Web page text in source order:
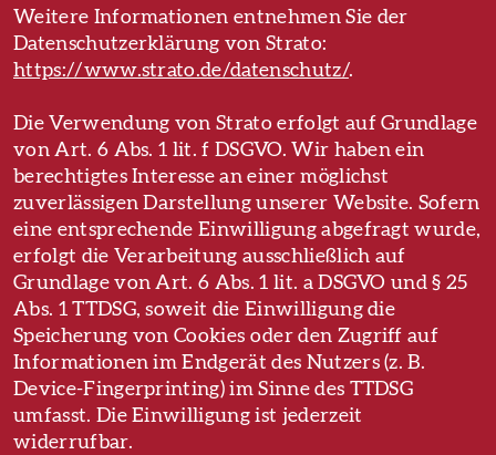
Weitere Informationen entnehmen Sie der
Datenschutzerklärung von Strato:
https://www.strato.de/datenschutz/.
Die Verwendung von Strato erfolgt auf Grundlage
von Art. 6 Abs. 1 lit. f DSGVO. Wir haben ein
berechtigtes Interesse an einer möglichst
zuverlässigen Darstellung unserer Website. Sofern
eine entsprechende Einwilligung abgefragt wurde,
erfolgt die Verarbeitung ausschließlich auf
Grundlage von Art. 6 Abs. 1 lit. a DSGVO und § 25
Abs. 1 TTDSG, soweit die Einwilligung die
Speicherung von Cookies oder den Zugriff auf
Informationen im Endgerät des Nutzers (z. B.
Device-Fingerprinting) im Sinne des TTDSG
umfasst. Die Einwilligung ist jederzeit
widerrufbar.